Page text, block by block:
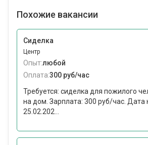
Похожие вакансии
Сиделка
Центр
Опыт:любой
Оплата:300 руб/час
Требуется: сиделка для пожилого
на дом. Зарплата: 300 руб/час. Дата
25.02.202...